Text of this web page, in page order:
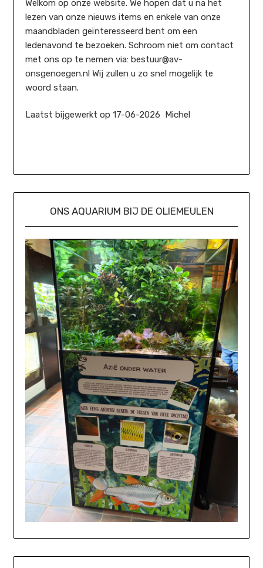
Welkom op onze website. We hopen dat u na het
lezen van onze nieuws items en enkele van onze
maandbladen geïnteresseerd bent om een
ledenavond te bezoeken. Schroom niet om contact
met ons op te nemen via: bestuur@av-
onsgenoegen.nl Wij zullen u zo snel mogelijk te
woord staan.
Laatst bijgewerkt op 17-06-2026 Michel
ONS AQUARIUM BIJ DE OLIEMEULEN